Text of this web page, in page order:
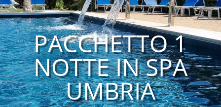
PACCHETTO 1
NOTTE IN SPA
UMBRIA